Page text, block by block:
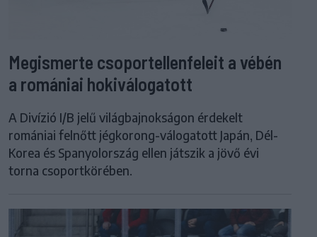
Megismerte csoportellenfeleit a vébén
a romániai hokiválogatott
A Divízió I/B jelű világbajnokságon érdekelt
romániai felnőtt jégkorong-válogatott Japán, Dél-
Korea és Spanyolország ellen játszik a jövő évi
torna csoportkörében.